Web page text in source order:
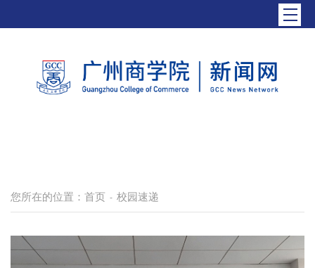
您所在的位置： 首页 - 校园速递